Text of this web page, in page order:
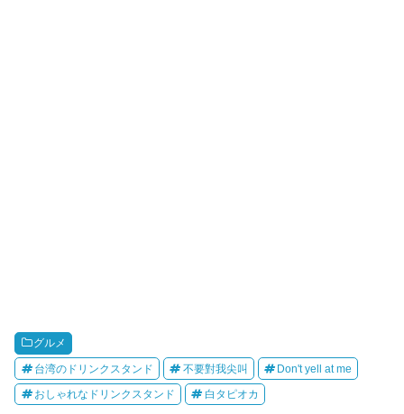
グルメ
台湾のドリンクスタンド 不要對我尖叫 Don't yell at me
おしゃれなドリンクスタンド 白タピオカ